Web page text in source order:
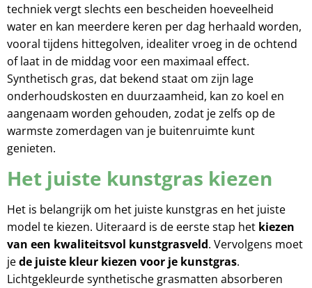
techniek vergt slechts een bescheiden hoeveelheid
water en kan meerdere keren per dag herhaald worden,
vooral tijdens hittegolven, idealiter vroeg in de ochtend
of laat in de middag voor een maximaal effect.
Synthetisch gras, dat bekend staat om zijn lage
onderhoudskosten en duurzaamheid, kan zo koel en
aangenaam worden gehouden, zodat je zelfs op de
warmste zomerdagen van je buitenruimte kunt
genieten.
Het juiste kunstgras kiezen
Het is belangrijk om het juiste kunstgras en het juiste
model te kiezen. Uiteraard is de eerste stap het kiezen
van een kwaliteitsvol kunstgrasveld. Vervolgens moet
jede juiste kleur kiezen voor je kunstgras.
Lichtgekleurde synthetische grasmatten absorberen